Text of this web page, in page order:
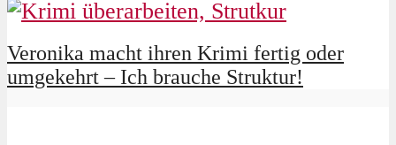
Veronika macht ihren Krimi fertig oder
umgekehrt – Ich brauche Struktur!